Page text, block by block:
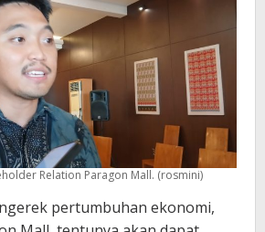
Relation Paragon Mall. (rosmini)
pertumbuhan ekonomi,